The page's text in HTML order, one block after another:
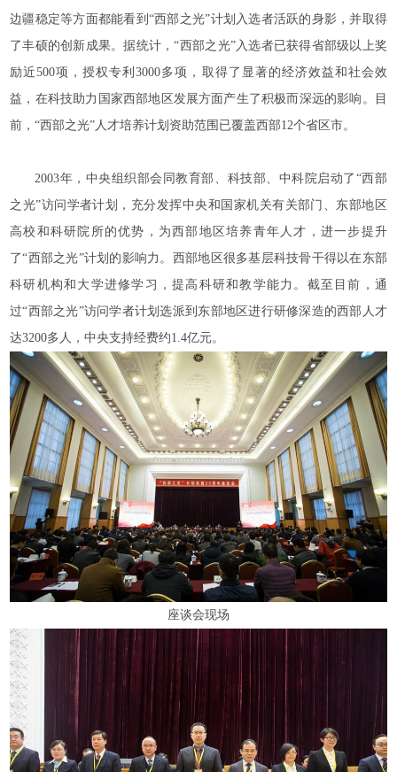
边疆稳定等方面都能看到“西部之光”计划入选者活跃的身影，并取得
了丰硕的创新成果。据统计，“西部之光”入选者已获得省部级以上奖
励近500项，授权专利3000多项，取得了显著的经济效益和社会效
益，在科技助力国家西部地区发展方面产生了积极而深远的影响。目
前，“西部之光”人才培养计划资助范围已覆盖西部12个省区市。
2003年，中央组织部会同教育部、科技部、中科院启动了“西部
之光”访问学者计划，充分发挥中央和国家机关有关部门、东部地区
高校和科研院所的优势，为西部地区培养青年人才，进一步提升
了“西部之光”计划的影响力。西部地区很多基层科技骨干得以在东部
科研机构和大学进修学习，提高科研和教学能力。截至目前，通
过“西部之光”访问学者计划选派到东部地区进行研修深造的西部人才
达3200多人，中央支持经费约1.4亿元。
座谈会现场